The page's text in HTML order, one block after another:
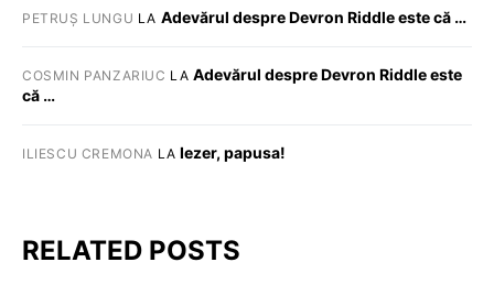
PETRUȘ LUNGU LA Adevărul despre Devron Riddle este că …
COSMIN PANZARIUC LA Adevărul despre Devron Riddle este
că …
ILIESCU CREMONA LA Iezer, papusa!
RELATED POSTS